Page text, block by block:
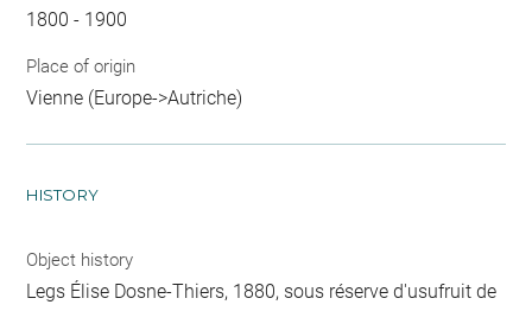
1800 - 1900
Place of origin
Vienne (Europe->Autriche)
HISTORY
Object history
Legs Élise Dosne-Thiers, 1880, sous réserve d'usufruit de